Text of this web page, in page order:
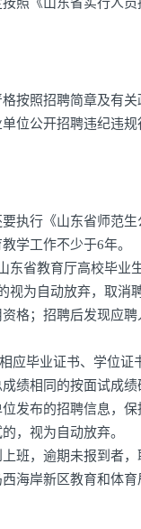
按照招聘简章及有
位公开招聘违纪违
执行《山东省师范
学工作不少于6年。
东省教育厅高校毕业
为自动放弃，取消
格；招聘后发现应
应毕业证书、学位证
绩相同的按面试成
发布的招聘信息，
，视为自动放弃。
班，逾期未报到者
海岸新区教育和体育